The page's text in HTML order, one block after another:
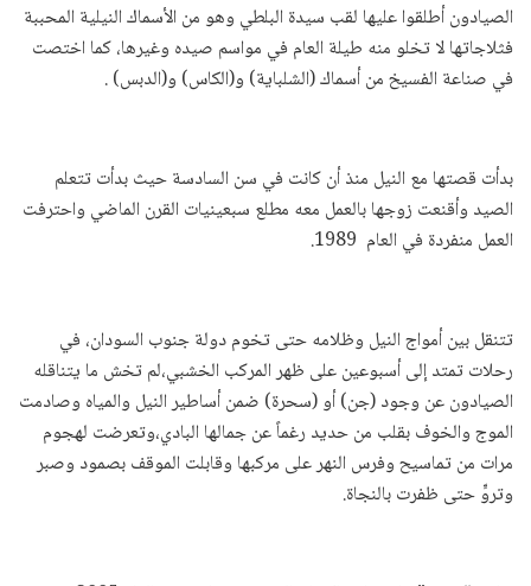
الصيادون أطلقوا عليها لقب سيدة البلطي وهو من الأسماك النيلية المحببة
فثلاجاتها لا تخلو منه طيلة العام في مواسم صيده وغيرها، كما اختصت
في صناعة الفسيخ من أسماك (الشلباية) و(الكاس) و(الدبس) .
بدأت قصتها مع النيل منذ أن كانت في سن السادسة حيث بدأت تتعلم
الصيد وأقنعت زوجها بالعمل معه مطلع سبعينيات القرن الماضي واحترفت
العمل منفردة في العام 1989.
تتنقل بين أمواج النيل وظلامه حتى تخوم دولة جنوب السودان، في
رحلات تمتد إلى أسبوعين على ظهر المركب الخشبي،لم تخش ما يتناقله
الصيادون عن وجود (جن) أو (سحرة) ضمن أساطير النيل والمياه وصادمت
الموج والخوف بقلب من حديد رغماً عن جمالها البادي،وتعرضت لهجوم
مرات من تماسيح وفرس النهر على مركبها وقابلت الموقف بصمود وصبر
وتروٍّ حتى ظفرت بالنجاة.